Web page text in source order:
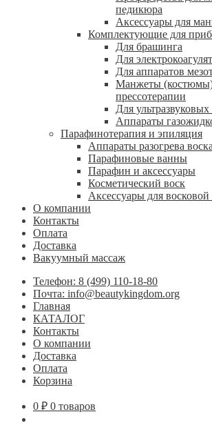
педикюра
Аксессуары для
Комплектующие для
Для брашинга
Для
Для аппаратов
Манжеты
прессотерапии
Для
Аппараты
Парафинотерапия и эпиляция
Аппараты разогрева
Парафиновые ванны
Парафин и аксессуары
Косметический воск
Аксессуары для
О компании
Контакты
Оплата
Доставка
Вакуумный массаж
Телефон: 8 (499) 110-18-80
Почта: info@beautykingdom.org
Главная
КАТАЛОГ
Контакты
О компании
Доставка
Оплата
Корзина
0 ₽ 0 товаров